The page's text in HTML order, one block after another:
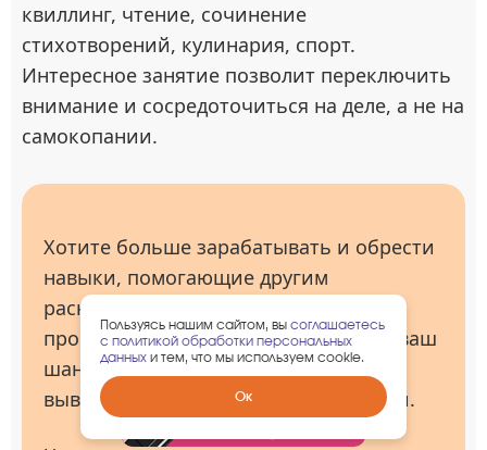
квиллинг, чтение, сочинение
стихотворений, кулинария, спорт.
Интересное занятие позволит переключить
внимание и сосредоточиться на деле, а не на
самокопании.
Хотите больше зарабатывать и обрести
навыки, помогающие другим
раскрывать свой потенциал? Наш
профессиональный курс коучинга – ваш
шанс освоить профессию, которая
выведет вас на новый уровень жизни.
Забрать
гарантированный
Пользуясь нашим сайтом, вы соглашаетесь
с политикой обработки персональных
данных и тем, что мы используем cookie.
Ок